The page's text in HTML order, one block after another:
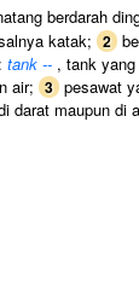
berdarah
katak; 2
tank -- , tank
air; 3 pesawat
darat maupun di